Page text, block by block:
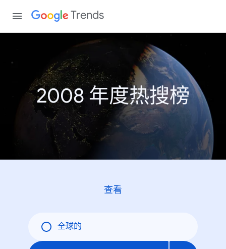
Trends
2008 年度热搜榜
查看
全球的